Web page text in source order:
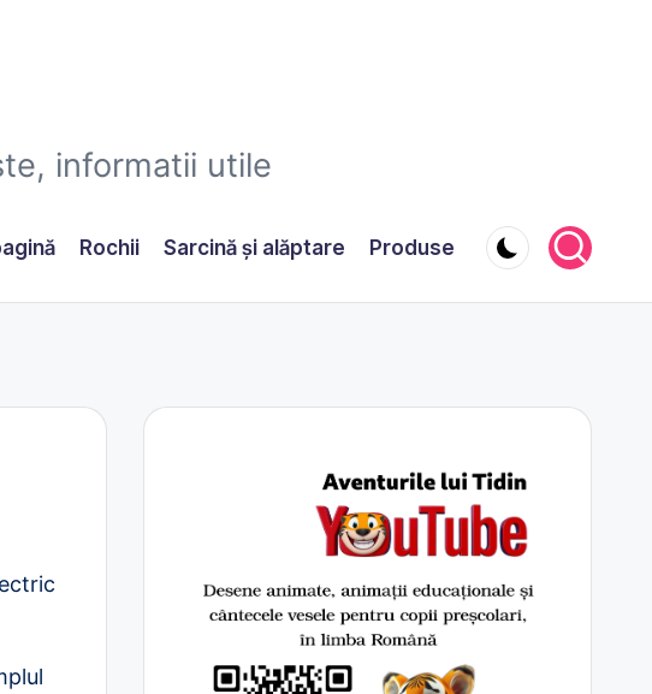
informatii utile
Rochii Sarcină şi alăptare Produse